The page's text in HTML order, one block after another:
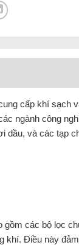
cấp khí sạch
ngành công
dầu, và các tạp
các bộ lọc
khí. Điều này